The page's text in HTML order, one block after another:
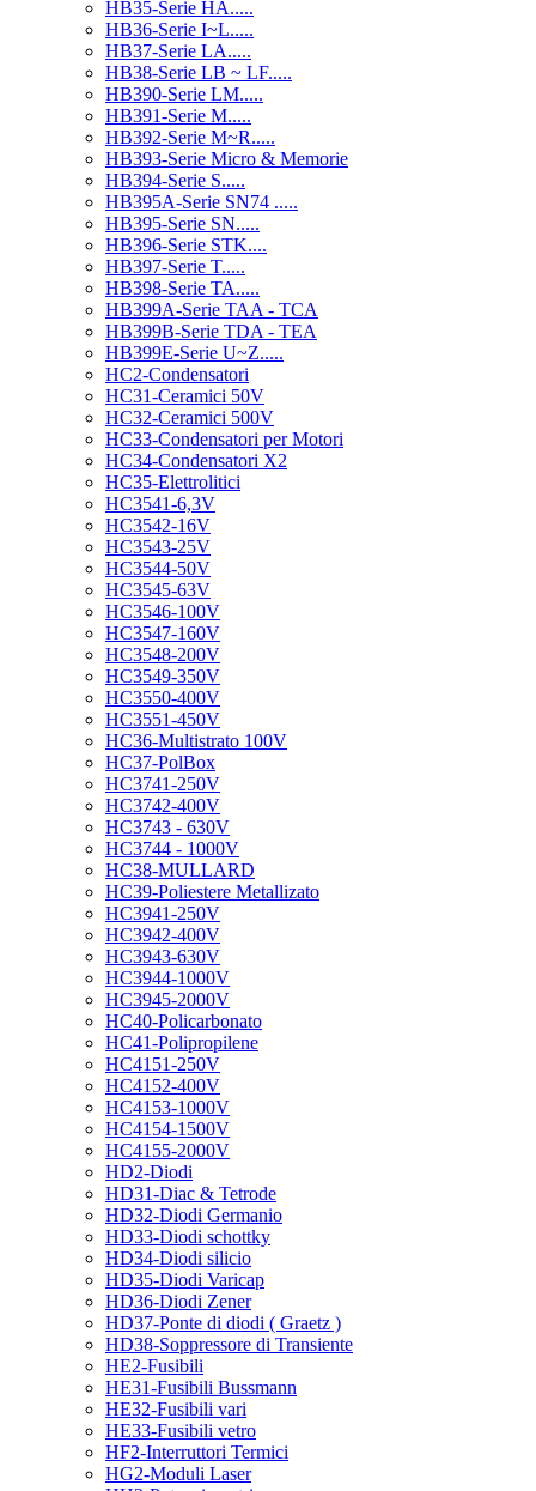
HB35-Serie HA.....
HB36-Serie I~L.....
HB37-Serie LA.....
HB38-Serie LB ~ LF.....
HB390-Serie LM.....
HB391-Serie M.....
HB392-Serie M~R.....
HB393-Serie Micro & Memorie
HB394-Serie S.....
HB395A-Serie SN74 .....
HB395-Serie SN.....
HB396-Serie STK....
HB397-Serie T.....
HB398-Serie TA.....
HB399A-Serie TAA - TCA
HB399B-Serie TDA - TEA
HB399E-Serie U~Z.....
HC2-Condensatori
HC31-Ceramici 50V
HC32-Ceramici 500V
HC33-Condensatori per Motori
HC34-Condensatori X2
HC35-Elettrolitici
HC3541-6,3V
HC3542-16V
HC3543-25V
HC3544-50V
HC3545-63V
HC3546-100V
HC3547-160V
HC3548-200V
HC3549-350V
HC3550-400V
HC3551-450V
HC36-Multistrato 100V
HC37-PolBox
HC3741-250V
HC3742-400V
HC3743 - 630V
HC3744 - 1000V
HC38-MULLARD
HC39-Poliestere Metallizato
HC3941-250V
HC3942-400V
HC3943-630V
HC3944-1000V
HC3945-2000V
HC40-Policarbonato
HC41-Polipropilene
HC4151-250V
HC4152-400V
HC4153-1000V
HC4154-1500V
HC4155-2000V
HD2-Diodi
HD31-Diac & Tetrode
HD32-Diodi Germanio
HD33-Diodi schottky
HD34-Diodi silicio
HD35-Diodi Varicap
HD36-Diodi Zener
HD37-Ponte di diodi ( Graetz )
HD38-Soppressore di Transiente
HE2-Fusibili
HE31-Fusibili Bussmann
HE32-Fusibili vari
HE33-Fusibili vetro
HF2-Interruttori Termici
HG2-Moduli Laser